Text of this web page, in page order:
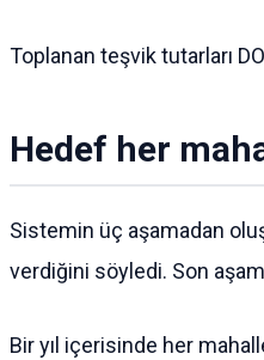
Toplanan teşvik tutarları
Hedef her
Sistemin üç aşamadan
verdiğini söyledi. Son
Bir yıl içerisinde her